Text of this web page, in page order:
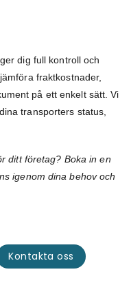
dig full kontroll och
fraktkostnader,
på ett enkelt sätt. Vi
transporters status,
ditt företag? Boka in en
igenom dina behov och
Kontakta oss